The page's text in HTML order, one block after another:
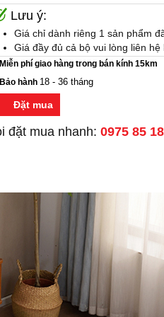
Lưu ý:
Giá chỉ dành riêng 1 sản phẩm
Giá đầy đủ cả bộ vui lòng liên hệ
Miễn phí giao hàng trong bán kính 15km
Bảo hành 18 - 36 tháng
Đặt mua
đặt mua nhanh: 0975 85